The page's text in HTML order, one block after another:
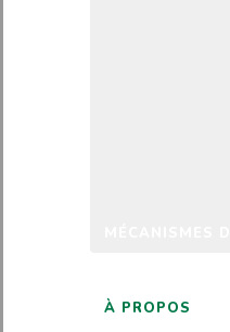
À PROPOS